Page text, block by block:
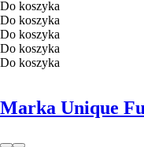
Do koszyka
Do koszyka
Do koszyka
Do koszyka
Do koszyka
Marka Unique